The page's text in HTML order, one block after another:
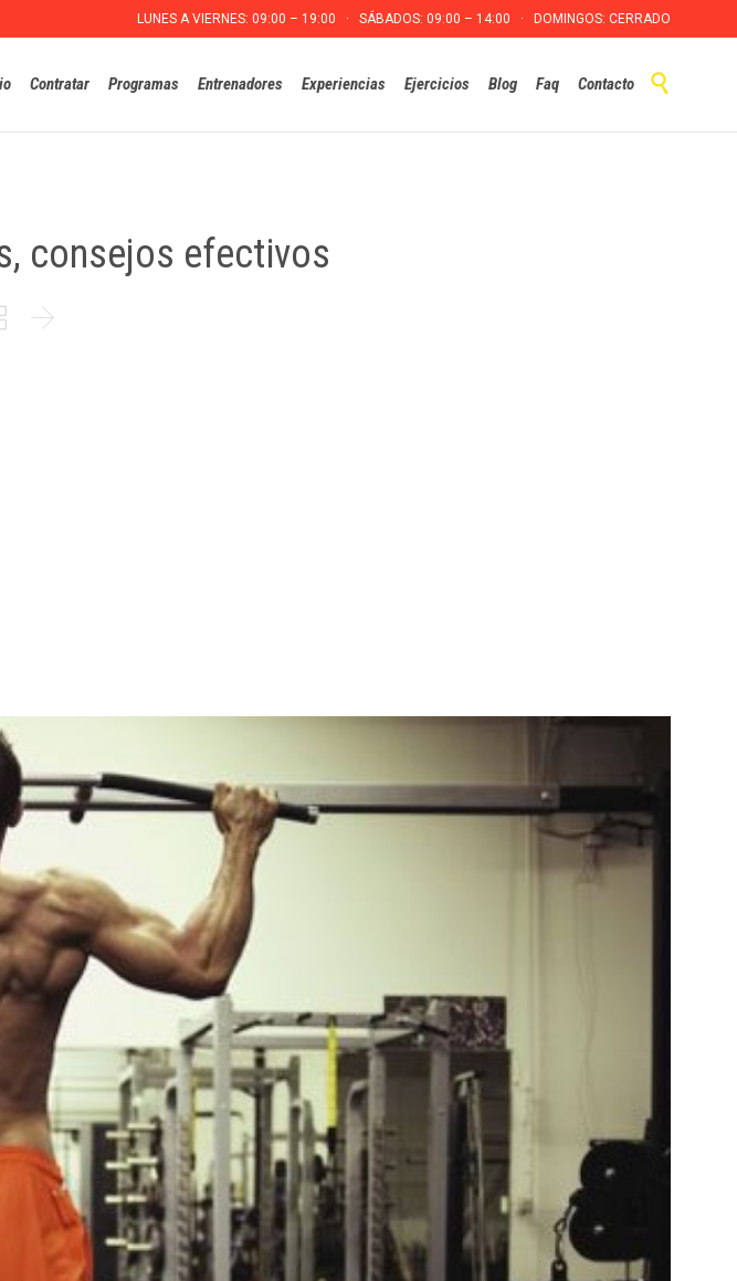
LUNES A VIERNES: 09:00 – 19:00 · SÁBADOS: 09:00 – 14:00 · DOMINGOS: CERRADO
to
Contratar Programas Entrenadores Experiencias Ejercicios Blog Faq Contacto 
consejos efectivos
